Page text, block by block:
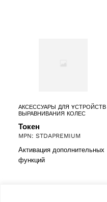
АКСЕССУАРЫ ДЛЯ YСТРОЙСТВ
ВЫРАВНИВАНИЯ КОЛЕС
Токен
MPN: STDAPREMIUM
Активация дополнительных
функций